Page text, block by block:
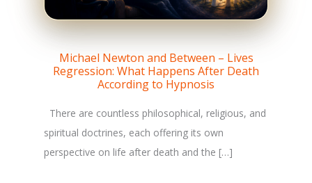
Michael Newton and Between – Lives
Regression: What Happens After Death
According to Hypnosis
There are countless philosophical, religious, and
spiritual doctrines, each offering its own
perspective on life after death and the […]